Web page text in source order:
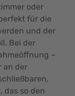
oder
für die
und der
Bei der
–
an der
das so den